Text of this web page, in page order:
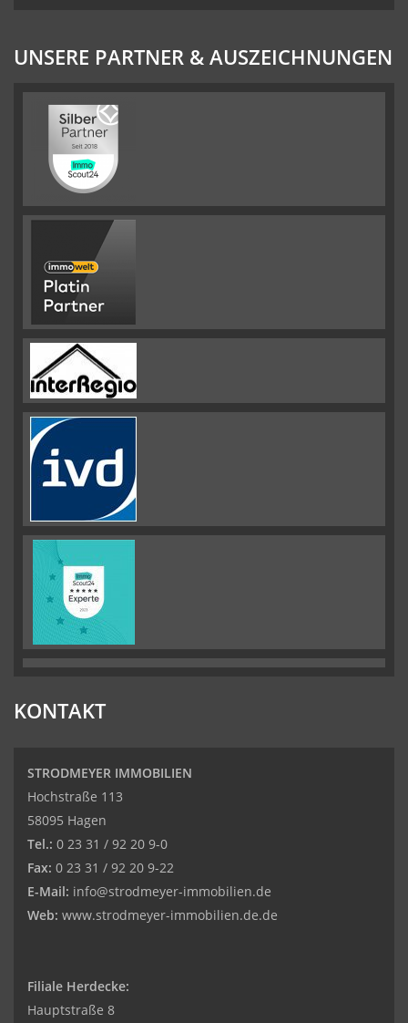
UNSERE PARTNER & AUSZEICHNUNGEN
KONTAKT
STRODMEYER IMMOBILIEN
Hochstraße 113
58095 Hagen
Tel.: 0 23 31 / 92 20 9-0
Fax: 0 23 31 / 92 20 9-22
E-Mail: info@strodmeyer-immobilien.de
Web: www.strodmeyer-immobilien.de.de
Filiale Herdecke:
Hauptstraße 8